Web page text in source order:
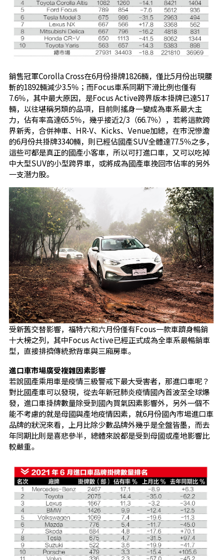
銷售冠軍Corolla Cross在6月份掛牌1826輛，僅比5月份出現腰
斬的1892輛減少3.5％；而Focus車系同期下滑比例也僅有
7.6％，其中最大原因，是Focus Active跨界版本掛牌已達517
輛，以往堪稱另類的品項，目前則搖身一變成為車系最大主
力，佔有率高達65.5％，幾乎接近2/3（66.7％），若將這款跨
界新秀，合併神車、HR-V、Kicks、Venue加總，在市況慘澹
的6月份共掛牌3340輛，則已經佔國產SUV全體達77.5％之多，
這些可都是真正的國產小客車，所以可打進口車，又可以吃掉
中大型SUV的小型跨界車，或將成為國產車挽回市佔率的另外
一支潛力股。
受新舊交替影響，福特六和六月份僅有Fcous一款車躋身暢銷
十大榜之列，其中Focus Active已經正式成為全車系最暢銷車
型，直接排擠傳統掀背車與三廂房車。
進口車市場廣受複雜因素影響
若說國產乘用車是疫情三級警戒下最大受害者，那進口車呢？
對比國產車可以發現，從去年新冠肺炎疫情國內首波至全球爆
發，進口車掛牌數量除受到國內買氣因素影響外，另外一個不
能不考慮的就是母國與產地疫情因素，就6月份國內市場進口車
品牌的狀況來看，上月比除少數品牌外幾乎是全盤皆墨，而去
年同期比則是喜悲參半，總體來說都是受到母國或產地影響比
較嚴重。